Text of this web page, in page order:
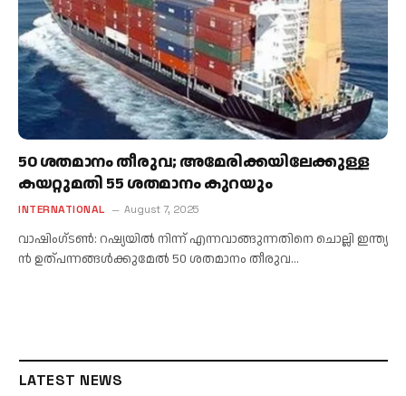
50 ശ​ത​മാ​നം തീ​രു​വ; അ​മേ​രി​ക്ക​യി​ലേ​ക്കു​ള്ള
ക​യ​റ്റു​മ​തി 55 ശ​ത​മാനം കുറയും
INTERNATIONAL August 7, 2025
വാ​ഷിം​ഗ്ട​ൺ: റഷ്യയിൽ നിന്ന് എന്നവാങ്ങുന്നതിനെ ചൊല്ലി ഇ​ന്ത്യ​
ൻ ഉ​ത്പ​ന്ന​ങ്ങ​ൾ​ക്കു​മേ​ൽ 50 ശ​ത​മാ​നം തീ​രു​വ…
LATEST NEWS